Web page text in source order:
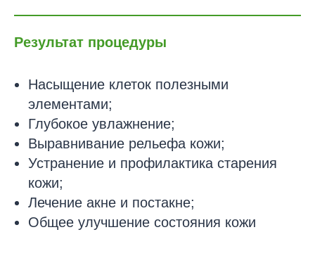
Результат процедуры
Насыщение клеток полезными
элементами;
Глубокое увлажнение;
Выравнивание рельефа кожи;
Устранение и профилактика старения
кожи;
Лечение акне и постакне;
Общее улучшение состояния кожи